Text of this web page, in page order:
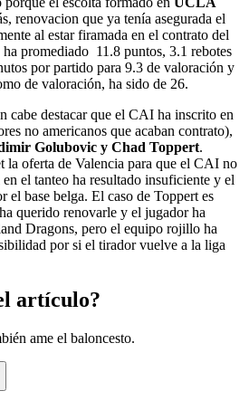
renovacion que ya tenía asegurada el
al estar firamada en el contrato del
ha promediado 11.8 puntos, 3.1 rebotes
por partido para 9.3 de valoración y
de valoración, ha sido de 26.
cabe destacar que el CAI ha inscrito en
no americanos que acaban contrato),
Golubovic y Chad Toppert.
la oferta de Valencia para que el CAI no
en el tanteo ha resultado insuficiente y el
el base belga. El caso de Toppert es
querido renovarle y el jugador ha
Dragons, pero el equipo rojillo ha
por si el tirador vuelve a la liga
artículo?
ame el baloncesto.